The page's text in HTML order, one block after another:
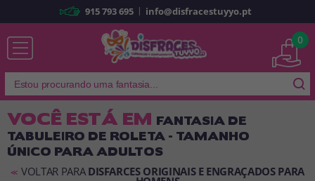
Já sou cliente
Lembrar-me Esqueceu sua senha?
ENTRAR
915 793 695 | info@disfracestuyyo.pt
0
VOCÊ ESTÁ EM FANTASIA DE
TABULEIRO DE ROLETA - TAMANHO
ÚNICO PARA ADULTOS
<< VOLTAR PARA DISFARCES ORIGINAIS E ENGRAÇADOS PARA